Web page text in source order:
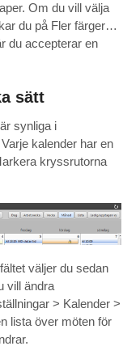
Om du vill välja
du på Fler färger…
du accepterar en
sätt
synliga i
kalender har en
kryssrutorna
väljer du sedan
vill ändra
> Kalender >
lista över möten för